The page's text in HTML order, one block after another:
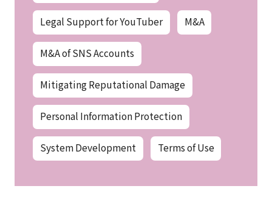
Legal Support for YouTuber M&A
M&A of SNS Accounts
Mitigating Reputational Damage
Personal Information Protection
System Development Terms of Use